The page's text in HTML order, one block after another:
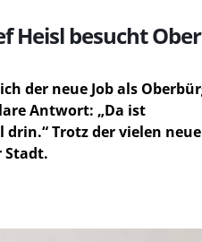
Heisl besucht
der neue Job als
Antwort: „Da ist
drin.“ Trotz der vielen
Stadt.